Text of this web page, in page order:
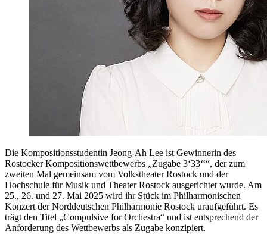
Die Kompositionsstudentin Jeong-Ah Lee ist Gewinnerin des
Rostocker Kompositionswettbewerbs „Zugabe 3‘33‘‘“, der zum
zweiten Mal gemeinsam vom Volkstheater Rostock und der
Hochschule für Musik und Theater Rostock ausgerichtet wurde. Am
25., 26. und 27. Mai 2025 wird ihr Stück im Philharmonischen
Konzert der Norddeutschen Philharmonie Rostock uraufgeführt. Es
trägt den Titel „Compulsive for Orchestra“ und ist entsprechend der
Anforderung des Wettbewerbs als Zugabe konzipiert.